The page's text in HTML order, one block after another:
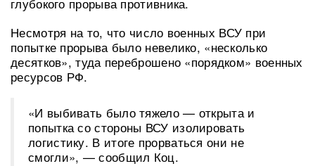
Несмотря на то, что число военных ВСУ при
попытке прорыва было невелико, «несколько
десятков», туда переброшено «порядком» военных
ресурсов РФ.
«И выбивать было тяжело — открыта и
попытка со стороны ВСУ изолировать
логистику. В итоге прорваться они не
смогли», — сообщил Коц.